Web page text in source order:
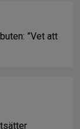
”Vet att